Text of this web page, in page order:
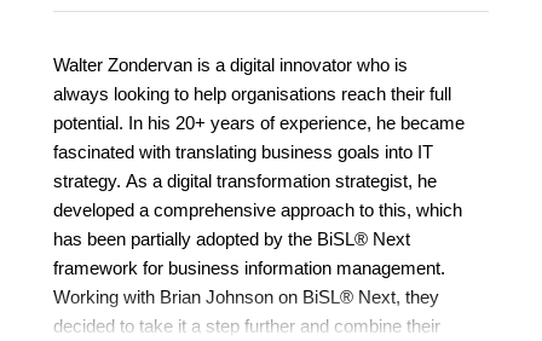
Walter Zondervan is a digital innovator who is
always looking to help organisations reach their full
potential. In his 20+ years of experience, he became
fascinated with translating business goals into IT
strategy. As a digital transformation strategist, he
developed a comprehensive approach to this, which
has been partially adopted by the BiSL® Next
framework for business information management.
Working with Brian Johnson on BiSL® Next, they
decided to take it a step further and combine their